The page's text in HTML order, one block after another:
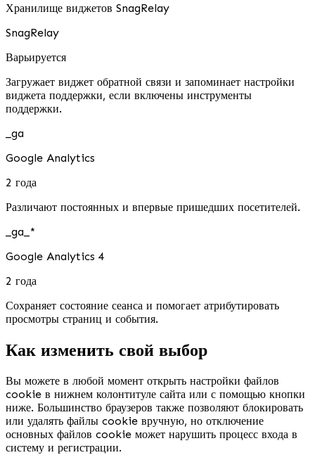
Хранилище виджетов SnagRelay
SnagRelay
Варьируется
Загружает виджет обратной связи и запоминает настройки
виджета поддержки, если включены инструменты
поддержки.
_ga
Google Analytics
2 года
Различают постоянных и впервые пришедших посетителей.
_ga_*
Google Analytics 4
2 года
Сохраняет состояние сеанса и помогает атрибутировать
просмотры страниц и события.
Как изменить свой выбор
Вы можете в любой момент открыть настройки файлов
cookie в нижнем колонтитуле сайта или с помощью кнопки
ниже. Большинство браузеров также позволяют блокировать
или удалять файлы cookie вручную, но отключение
основных файлов cookie может нарушить процесс входа в
систему и регистрации.